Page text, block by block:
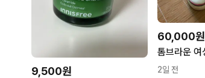
9,500원
60,000원
2일 전